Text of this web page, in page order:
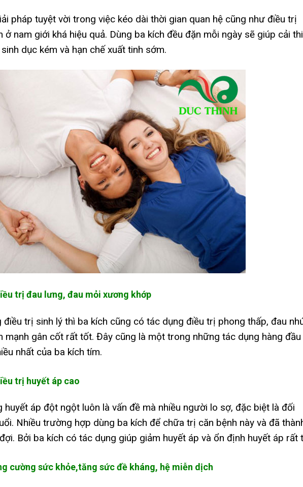
pháp tuyệt vời trong việc kéo dài thời gian quan hệ cũng như điều trị
ở nam giới khá hiệu quả. Dùng ba kích đều đặn mỗi ngày sẽ giúp cải
dục kém và hạn chế xuất tinh sớm.
trị đau lưng, đau mỏi xương khớp
điều trị sinh lý thì ba kích cũng có tác dụng điều trị phong thấp, đau
mạnh gân cốt rất tốt. Đây cũng là một trong những tác dụng hàng đầu
nhất của ba kích tím.
trị huyết áp cao
huyết áp đột ngột luôn là vấn đề mà nhiều người lo sợ, đặc biệt là đối
Nhiều trường hợp dùng ba kích để chữa trị căn bệnh này và đã
Bởi ba kích có tác dụng giúp giảm huyết áp và ổn định huyết áp rất
cường sức khỏe,tăng sức đề kháng, hệ miễn dịch